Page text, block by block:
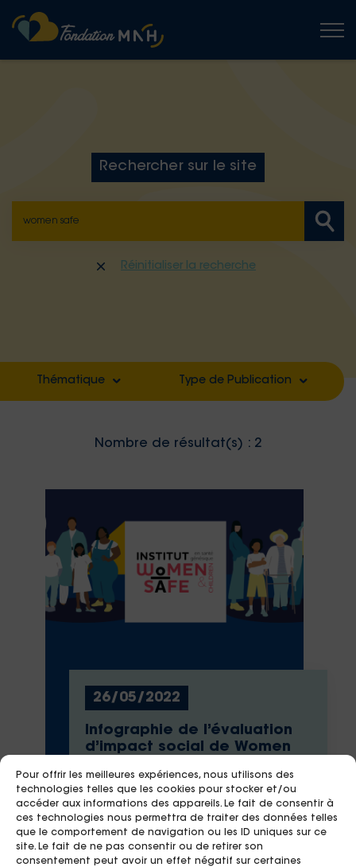
Pour offrir les meilleures expériences, nous utilisons des
technologies telles que les cookies pour stocker et/ou
accéder aux informations des appareils. Le fait de consentir à
ces technologies nous permettra de traiter des données telles
que le comportement de navigation ou les ID uniques sur ce
site. Le fait de ne pas consentir ou de retirer son
consentement peut avoir un effet négatif sur certaines
Rechercher sur le site
Réinitialiser la recherche
Thématique
Filter by
Filter by
Type de Publication
Filter by
Filter by
Filter by
Filter by
Nombre de résultat(s) : 2
26/05/2022
Infographie de l’évaluation
d’impact social de Women